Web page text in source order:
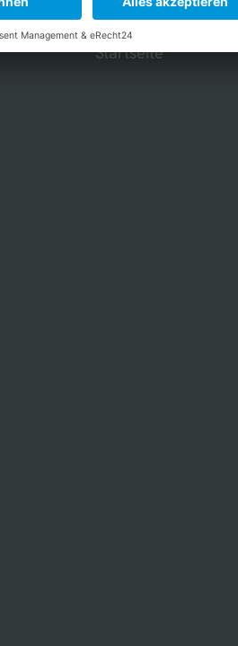
Zurück zur
Startseite